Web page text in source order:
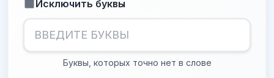
Исключить буквы
Буквы, которых точно нет в слове